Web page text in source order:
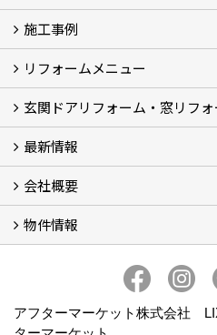
イベント予告
イベント報告
施工事例
フォトギャラリー
BeforeAfter (29)
お客様の声
リフォームメニュー
リフォームの流れ
窓リフォーム (3)
玄関ドアリフォーム (2)
キッチンリフォーム (4)
浴室リフォーム (3)
トイレリフォーム (5)
洗面リフォーム (2)
マンションリフォーム (3)
収納リフォーム
カーポート工事
風除室工事
ウッドデッキ・タイルデッキ工
エクステリア工事 (2)
内装リフォーム
雨樋設置・修繕
外壁張替・塗装 (2)
エアコン取付工事
玄関ドアリフォーム・窓リフ
玄関ドアリフォーム
内窓交換・外窓交換・ガラス交
最新情報
補助金情報
各種キャンペーン (2)
会社概要
会社概要
コンセプト
アクセス
スタッフ紹介
スタッフブログ
プライバシーポリシー
アフターメンテナンス
お客様サポート
事業紹介
物件情報
アフターマーケット株式会社